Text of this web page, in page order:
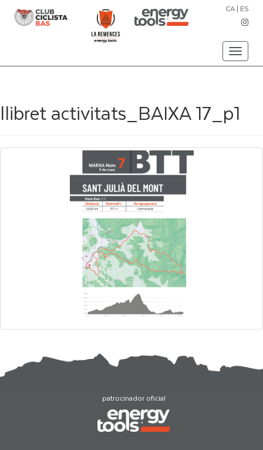
Toggle
CA | ES
llibret activitats_BAIXA 17_p1
patrocinador oficial